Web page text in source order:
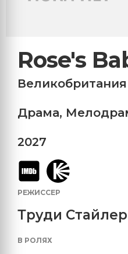
Rose's
Великобритания
Драма,
2027
РЕЖИССЕР
Труди Стайлер
В РОЛЯХ